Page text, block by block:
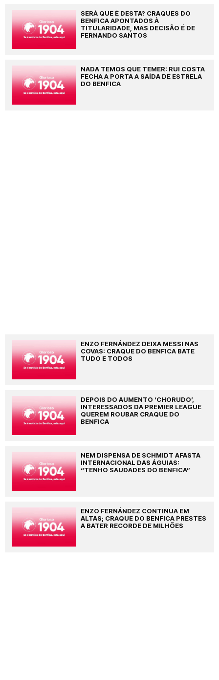
SERÁ QUE É DESTA? CRAQUES DO
BENFICA APONTADOS À
TITULARIDADE, MAS DECISÃO É DE
FERNANDO SANTOS
NADA TEMOS QUE TEMER: RUI COSTA
FECHA A PORTA A SAÍDA DE ESTRELA
DO BENFICA
ENZO FERNÁNDEZ DEIXA MESSI NAS
COVAS: CRAQUE DO BENFICA BATE
TUDO E TODOS
DEPOIS DO AUMENTO ‘CHORUDO’,
INTERESSADOS DA PREMIER LEAGUE
QUEREM ROUBAR CRAQUE DO
BENFICA
NEM DISPENSA DE SCHMIDT AFASTA
INTERNACIONAL DAS ÁGUIAS:
“TENHO SAUDADES DO BENFICA”
ENZO FERNÁNDEZ CONTINUA EM
ALTAS; CRAQUE DO BENFICA PRESTES
A BATER RECORDE DE MILHÕES